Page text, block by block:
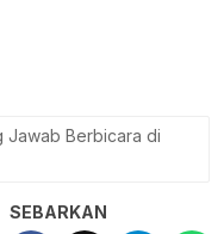
79 Polres Batu dan Pemkot